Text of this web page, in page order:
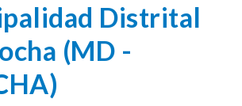
Distrital
(MD -